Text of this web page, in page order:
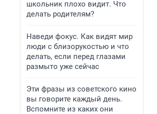
школьник плохо видит. Что
делать родителям?
Наведи фокус. Как видят мир
люди с близорукостью и что
делать, если перед глазами
размыто уже сейчас
Эти фразы из советского кино
вы говорите каждый день.
Вспомните из каких они